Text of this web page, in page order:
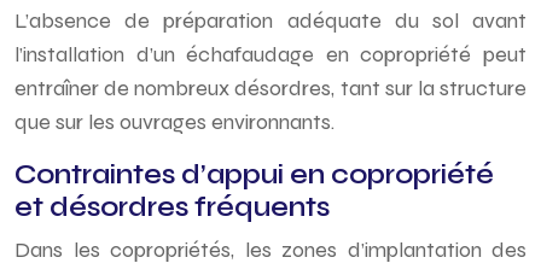
L’absence de préparation adéquate du sol avant
l’installation d’un échafaudage en copropriété peut
entraîner de nombreux désordres, tant sur la structure
que sur les ouvrages environnants.
Contraintes d’appui en copropriété
et désordres fréquents
Dans les copropriétés, les zones d’implantation des